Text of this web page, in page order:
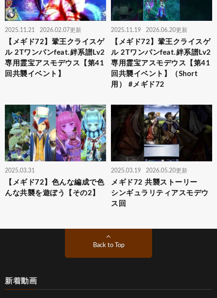
2025.11.21 2026.02.07更新
【メギド72】鞏王クライスゲ
ル 2Tワンパンfeat.絆系譜Lv2
専用霊宝アスモデウス【第41
回共襲イベント】
2025.11.19 2026.06.20更新
【メギド72】鞏王クライスゲ
ル 2Tワンパンfeat.絆系譜Lv2
専用霊宝アスモデウス【第41
回共襲イベント】（Short
用） #メギド72
2025.03.31
【メギド72】色んな編成で色
んな共襲を遊ぼう【その2】
2025.03.19 2026.05.20更新
メギド72 共襲ストーリー
シンギュラリティアスモデウ
ス回
Back to Top
新着動画